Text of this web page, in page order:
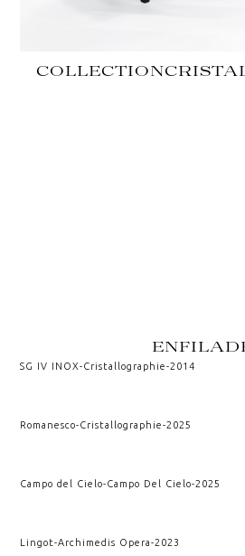
COLLECTION
SG IV INOX-Cristallographie-2014
Romanesco-Cristallographie-2025
Campo del Cielo-Campo Del Cielo-2025
Lingot-Archimedis Opera-2023